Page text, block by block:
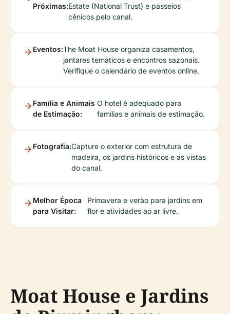
Próximas:Estate (National Trust) e passeios
cênicos pelo canal.
Eventos:The Moat House organiza casamentos,
jantares temáticos e encontros sazonais.
Verifique o calendário de eventos online.
Família e Animais
de Estimação:
O hotel é adequado para
famílias e animais de estimação.
Fotografia:Capture o exterior com estrutura de
madeira, os jardins históricos e as vistas
do canal.
Melhor Época
para Visitar:
Primavera e verão para jardins em
flor e atividades ao ar livre.
Moat House e Jardins